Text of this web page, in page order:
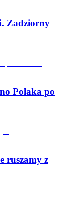
Zadziorny
Polaka po
ruszamy z